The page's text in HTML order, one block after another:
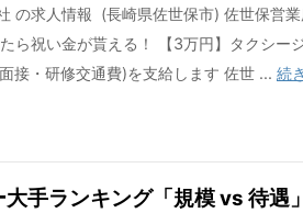
の求人情報 (長崎県佐世保市) 佐世保営
ら祝い金が貰える！ 【3万円】タクシー
接・研修交通費)を支給します 佐世 ... 続
手ランキング「規模 vs 待遇